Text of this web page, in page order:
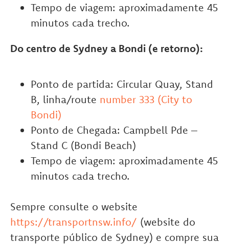
Tempo de viagem: aproximadamente 45
minutos cada trecho.
Do centro de Sydney a Bondi (e retorno):
Ponto de partida: Circular Quay, Stand
B, linha/route number 333 (City to
Bondi)
Ponto de Chegada: Campbell Pde –
Stand C (Bondi Beach)
Tempo de viagem: aproximadamente 45
minutos cada trecho.
Sempre consulte o website
https://transportnsw.info/ (website do
transporte público de Sydney) e compre sua